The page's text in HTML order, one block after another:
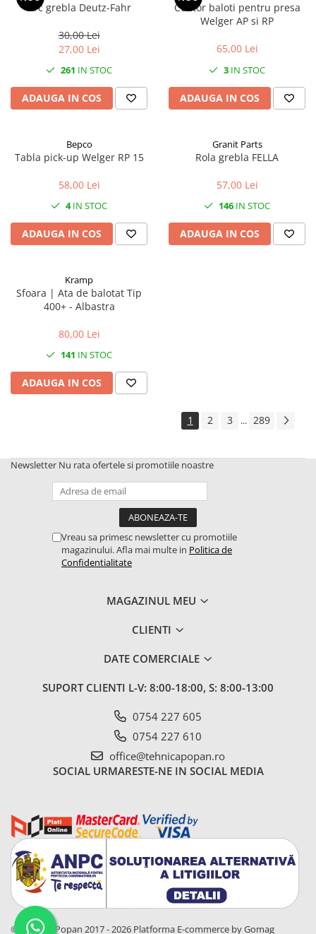
Arc grebla Deutz-Fahr
30,00 Lei
27,00 Lei
261 IN STOC
ADAUGA IN COS
Contor baloti pentru presa
Welger AP si RP
65,00 Lei
3 IN STOC
ADAUGA IN COS
Bepco
Tabla pick-up Welger RP 15
58,00 Lei
4IN STOC
ADAUGA IN COS
Granit Parts
Rola grebla FELLA
57,00 Lei
146 IN STOC
ADAUGA IN COS
Kramp
Sfoara | Ata de balotat Tip
400+ - Albastra
80,00 Lei
141 IN STOC
ADAUGA IN COS
1 2 3 ... 289
Newsletter Nu rata ofertele si promotiile noastre
Vreau sa primesc newsletter cu promotiile
magazinului. Afla mai multe in Politica de
Confidentialitate
MAGAZINUL MEU
CLIENTI
DATE COMERCIALE
SUPORT CLIENTI L-V: 8:00-18:00, S: 8:00-13:00
0754 227 605
0754 227 610
office@tehnicapopan.ro
SOCIAL URMARESTE-NE IN SOCIAL MEDIA
© Tehnica Popan 2017 - 2026 Platforma E-commerce by Gomag